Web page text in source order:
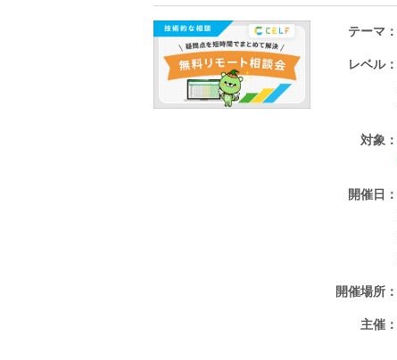
テーマ
レベル
対象
開催日
開催場所
主催